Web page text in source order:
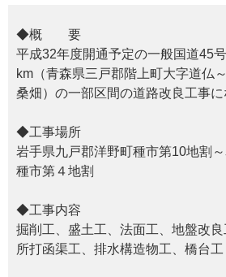
◆概 要
平成32年度開通予定の一般国道45
km（青森県三戸郡階上町大字道仏
桑畑）の一部区間の道路改良工事に
◆工事場所
岩手県九戸郡洋野町種市第10地割
種市第４地割
◆工事内容
掘削工、盛土工、法面工、地盤改
所打函渠工、排水構造物工、橋台工